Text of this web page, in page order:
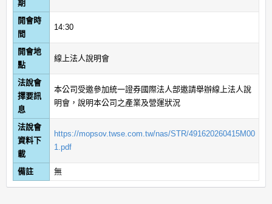
期
開會時
間
14:30
開會地
點
線上法人說明會
法說會
擇要訊
息
本公司受邀參加統一證券國際法人部邀請舉辦線上法人說
明會，說明本公司之產業及營運狀況
法說會
資料下
載
https://mopsov.twse.com.tw/nas/STR/491620260415M00
1.pdf
備註 無